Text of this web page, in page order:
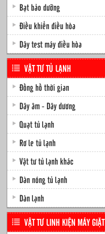
Bạt bảo dưỡng
Điều khiển điều hòa
Dây test máy điều hòa
VẬT TƯ TỦ LẠNH
Đồng hồ thời gian
Dây âm - Dây dương
Quạt tủ lạnh
Rơ le tủ lạnh
Vật tư tủ lạnh khác
Dàn nóng tủ lạnh
Dàn lạnh
VẬT TƯ LINH KIỆN MÁY GIẶT